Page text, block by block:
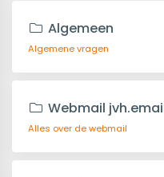
Algemeen
Algemene vragen
Webmail
Alles over de webmail